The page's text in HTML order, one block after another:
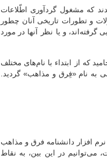
که مشغول گردآوری اطّلاعات
و تطورات تاریخی آنان چطور
گرفته‌اند، و یا نظر آنها در مورد
که از ابتداء با نام‌های مختلف
به نام «فِرق و مذاهب» گردید.
در این بین، به نقاط